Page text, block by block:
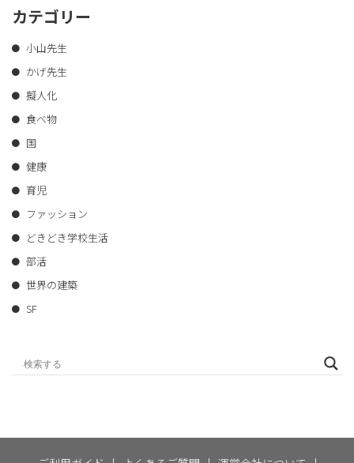
カテゴリー
小山先生
かげ先生
擬人化
食べ物
国
健康
育児
ファッション
どきどき学校生活
部活
世界の建築
SF